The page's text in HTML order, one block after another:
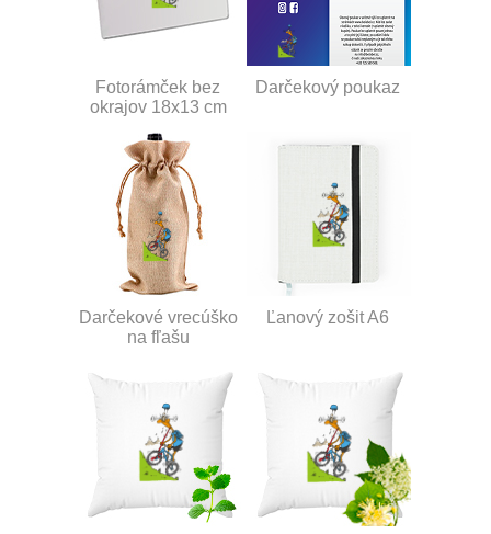
Fotorámček bez
okrajov 18x13 cm
Darčekový poukaz
Darčekové vrecúško
na fľašu
Ľanový zošit A6